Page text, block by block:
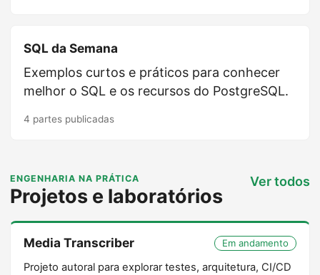
SQL da Semana
Exemplos curtos e práticos para conhecer
melhor o SQL e os recursos do PostgreSQL.
4 partes publicadas
ENGENHARIA NA PRÁTICA
Projetos e laboratórios
Ver todos
Media Transcriber Em andamento
Projeto autoral para explorar testes, arquitetura, CI/CD